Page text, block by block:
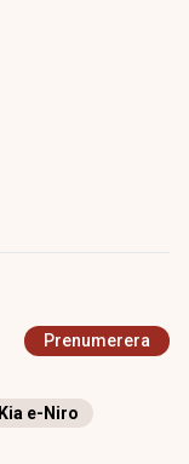
Prenumerera
Kia e-Niro